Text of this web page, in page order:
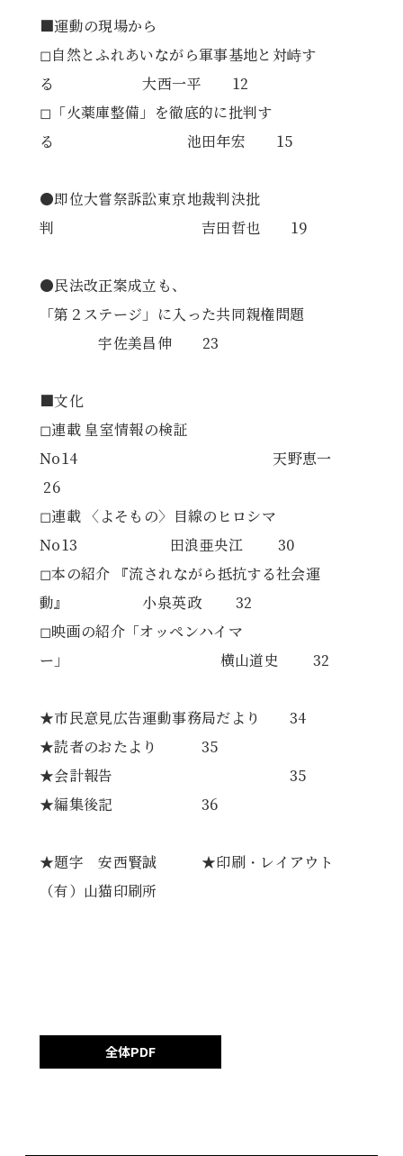
■運動の現場から
◻︎自然とふれあいながら軍事基地と対峙す
る 大西一平 12
◻︎「火薬庫整備」を徹底的に批判す
る 池田年宏 15
●即位大嘗祭訴訟東京地裁判決批
判 吉田哲也 19
●民法改正案成立も、
「第２ステージ」に入った共同親権問題
宇佐美昌伸 23
■文化
◻︎連載 皇室情報の検証
No14 天野恵一
26
◻︎連載 〈よそもの〉目線のヒロシマ
No13 田浪亜央江 30
◻︎本の紹介 『流されながら抵抗する社会運
動』 小泉英政 32
◻︎映画の紹介「オッペンハイマ
ー」 横山道史 32
★市民意見広告運動事務局だより 34
★読者のおたより 35
★会計報告 35
★編集後記 36
★題字 安西賢誠 ★印刷・レイアウト
（有）山猫印刷所
全体PDF